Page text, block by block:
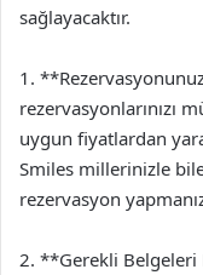
sağlayacaktır.
1.
rezervasyonlarınızı
uygun fiyatlardan
Smiles millerinizle
rezervasyon
2. **Gerekli Belgeleri